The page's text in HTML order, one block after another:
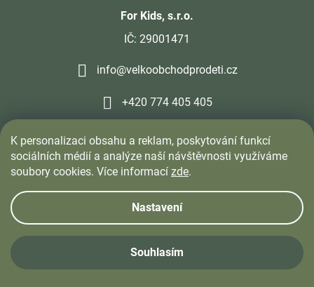
K personalizaci obsahu a reklam, poskytování funkcí
sociálních médií a analýze naší návštěvnosti využíváme
soubory cookies. Více informací zde.
Nastavení
Souhlasím
For Kids, s.r.o.
IČ: 29001471
info@velkoobchodprodeti.cz
+420 774 405 405